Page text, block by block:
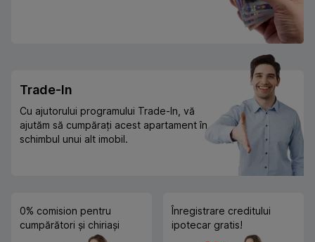
Trade-In
Cu ajutorului programului Trade-In, vă
ajutăm să cumpărați acest apartament în
schimbul unui alt imobil.
0% comision pentru
cumpărători și chiriași
Înregistrare creditului
ipotecar gratis!